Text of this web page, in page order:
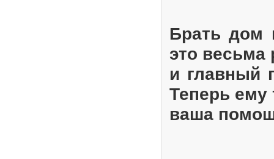
Брать дом
это весьма
и главный
Теперь ему
ваша